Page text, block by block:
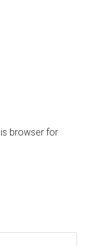
browser for